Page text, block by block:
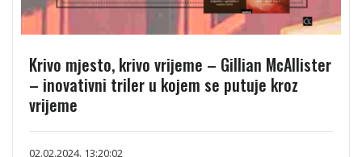
Krivo mjesto, krivo vrijeme – Gillian McAllister
– inovativni triler u kojem se putuje kroz
vrijeme
02.02.2024. 13:20:02